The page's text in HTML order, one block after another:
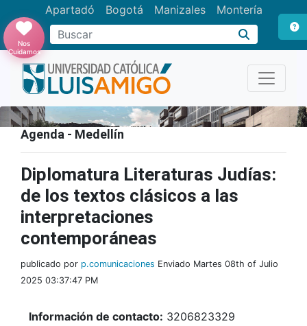
Apartadó Bogotá Manizales Montería
Buscar
Nos
Cuidamos
Agenda - Medellín
Diplomatura Literaturas Judías:
de los textos clásicos a las
interpretaciones
contemporáneas
publicado por p.comunicaciones Enviado Martes 08th of Julio
2025 03:37:47 PM
Información de contacto: 3206823329